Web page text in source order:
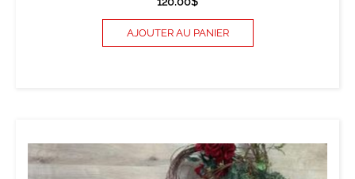
AJOUTER AU PANIER